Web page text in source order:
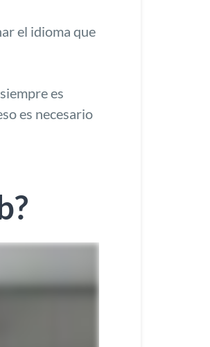
el idioma que
es
es necesario